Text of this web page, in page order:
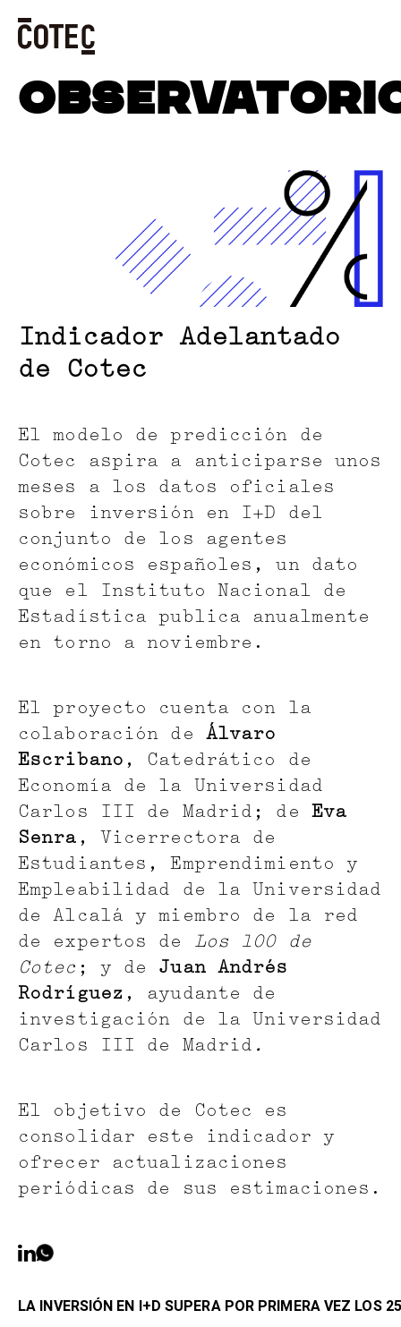
Skip
content
Indicador Adelantado
de Cotec
El modelo de predicción de
Cotec aspira a anticiparse unos
meses a los datos oficiales
sobre inversión en I+D del
conjunto de los agentes
económicos españoles, un dato
que el Instituto Nacional de
Estadística publica anualmente
en torno a noviembre.
El proyecto cuenta con la
colaboración de Álvaro
Escribano , Catedrático de
Economía de la Universidad
Carlos III de Madrid; de Eva
Senra , Vicerrectora de
Estudiantes, Emprendimiento y
Empleabilidad de la Universidad
de Alcalá y miembro de la red
de expertos de Los 100 de
Cotec ; y de Juan Andrés
Rodríguez , ayudante de
investigación de la Universidad
Carlos III de Madrid .
El objetivo de Cotec es
consolidar este indicador y
ofrecer actualizaciones
periódicas de sus estimaciones.
LA INVERSIÓN EN I+D SUPERA POR PRIMERA VEZ LOS